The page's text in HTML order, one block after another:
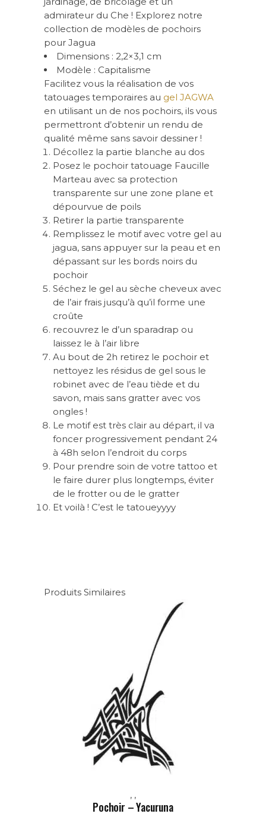
admirateur du Che ! Explorez notre
collection de modèles de pochoirs
pour Jagua
Dimensions : 2,2×3,1 cm
Modèle : Capitalisme
Facilitez vous la réalisation de vos
tatouages temporaires au gel JAGWA
en utilisant un de nos pochoirs, ils vous
permettront d’obtenir un rendu de
qualité même sans savoir dessiner !
Décollez la partie blanche au dos
Posez le pochoir tatouage Faucille
Marteau avec sa protection
transparente sur une zone plane et
dépourvue de poils
Retirer la partie transparente
Remplissez le motif avec votre gel au
jagua, sans appuyer sur la peau et en
dépassant sur les bords noirs du
pochoir
Séchez le gel au sèche cheveux avec
de l’air frais jusqu’à qu’il forme une
croûte
recouvrez le d’un sparadrap ou
laissez le à l’air libre
Au bout de 2h retirez le pochoir et
nettoyez les résidus de gel sous le
robinet avec de l’eau tiède et du
savon, mais sans gratter avec vos
ongles !
Le motif est très clair au départ, il va
foncer progressivement pendant 24
à 48h selon l’endroit du corps
Pour prendre soin de votre tattoo et
le faire durer plus longtemps, éviter
de le frotter ou de le gratter
Et voilà ! C’est le tatoueyyyy
Produits Similaires
, ,
Pochoir – Yacuruna